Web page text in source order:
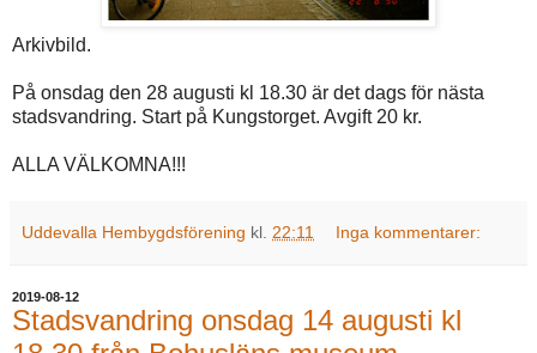
Arkivbild.
På onsdag den 28 augusti kl 18.30 är det dags för nästa
stadsvandring. Start på Kungstorget. Avgift 20 kr.
ALLA VÄLKOMNA!!!
Uddevalla Hembygdsförening kl. 22:11 Inga kommentarer:
2019-08-12
Stadsvandring onsdag 14 augusti kl